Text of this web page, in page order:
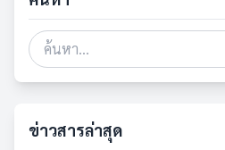
ข่าวสารล่าสุด